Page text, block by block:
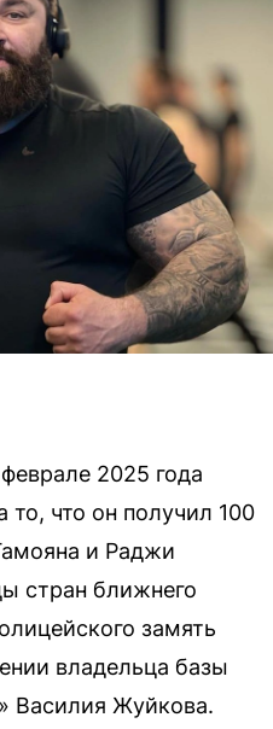
2025 года
то, что он получил 100
и Раджи
стран ближнего
замять
владельца базы
Василия Жуйкова.